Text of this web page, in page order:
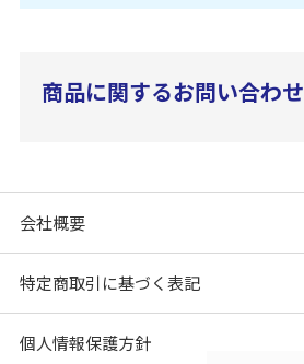
商品に関するお問い合わせ
会社概要
特定商取引に基づく表記
個人情報保護方針